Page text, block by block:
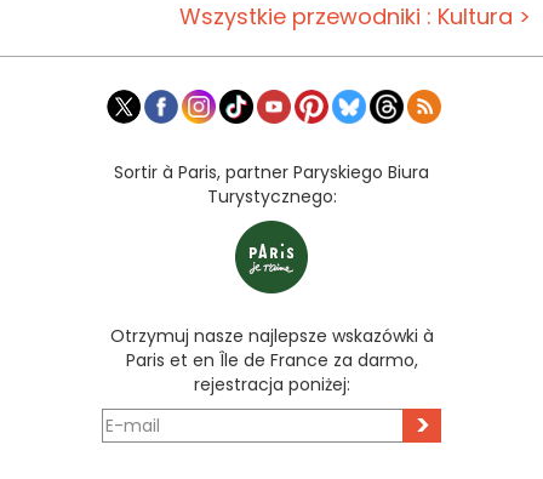
Wszystkie przewodniki : Kultura >
Sortir à Paris, partner Paryskiego Biura
Turystycznego:
Otrzymuj nasze najlepsze wskazówki à
Paris et en Île de France za darmo,
rejestracja poniżej:
>